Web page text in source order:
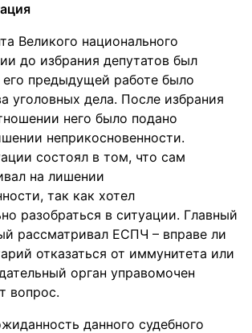
Великого национального
до избрания депутатов был
предыдущей работе было
уголовных дела. После избрания
него было подано
неприкосновенности.
состоял в том, что сам
на лишении
так как хотел
разобраться в ситуации. Главный
рассматривал ЕСПЧ – вправе ли
отказаться от иммунитета или
орган управомочен
вопрос.
данного судебного